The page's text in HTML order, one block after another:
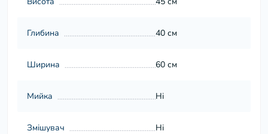
Глибина 40 см
Ширина 60 см
Мийка Ні
Змішувач Ні